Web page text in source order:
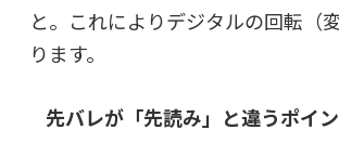
と。これによりデジタルの回転（
ります。
先バレが「先読み」と違うポイ